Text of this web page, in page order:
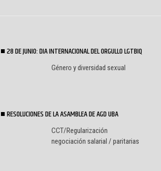
28 DE JUNIO: DIA INTERNACIONAL DEL ORGULLO LGTBIQ
Género y diversidad sexual
RESOLUCIONES DE LA ASAMBLEA DE AGD UBA
CCT/Regularización
negociación salarial / paritarias